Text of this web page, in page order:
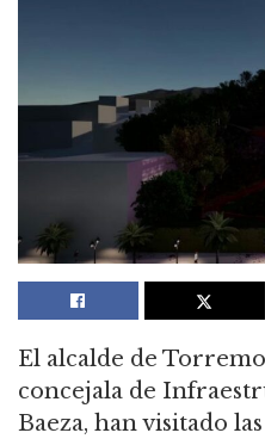
El alcalde de
concejala de
Baeza, han visitado